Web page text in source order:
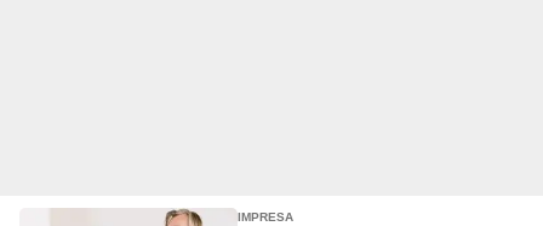
IMPRESA